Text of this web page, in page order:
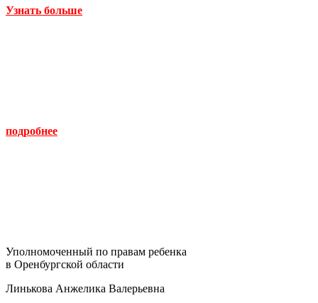
Узнать больше
подробнее
Уполномоченный по правам ребенка
в Оренбургской области
Линькова Анжелика Валерьевна